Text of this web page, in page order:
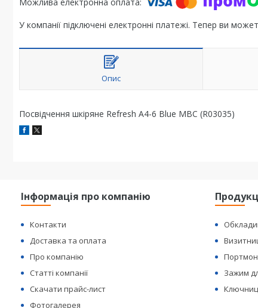
У компанії підключені електронні платежі. Тепер ви
Опис
Посвідчення шкіряне Refresh A4-6 Blue МВС (R03035)
Інформація про компанію
Контакти
Доставка та оплата
Про компанію
Статті компанії
Скачати прайс-лист
Фотогалерея
Зажим